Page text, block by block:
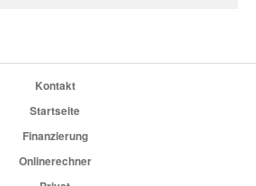
Kontakt
Startseite
Finanzierung
Onlinerechner